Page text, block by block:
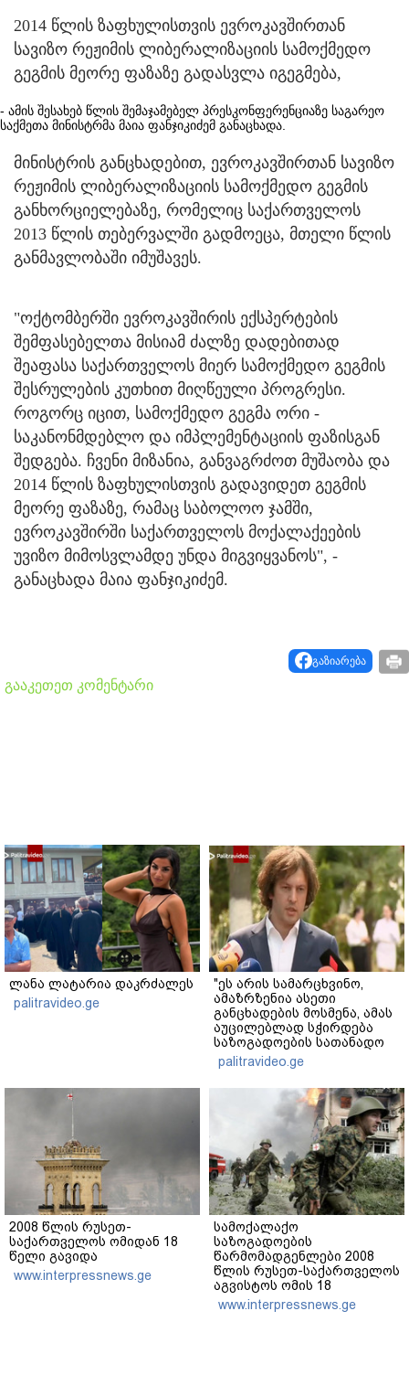
2014 წლის ზაფხულისთვის ევროკავშირთან
სავიზო რეჟიმის ლიბერალიზაციის სამოქმედო
გეგმის მეორე ფაზაზე გადასვლა იგეგმება,
- ამის შესახებ წლის შემაჯამებელ პრესკონფერენციაზე საგარეო
საქმეთა მინისტრმა მაია ფანჯიკიძემ განაცხადა.
მინისტრის განცხადებით, ევროკავშირთან სავიზო
რეჟიმის ლიბერალიზაციის სამოქმედო გეგმის
განხორციელებაზე, რომელიც საქართველოს
2013 წლის თებერვალში გადმოეცა, მთელი წლის
განმავლობაში იმუშავეს.
"ოქტომბერში ევროკავშირის ექსპერტების
შემფასებელთა მისიამ ძალზე დადებითად
შეაფასა საქართველოს მიერ სამოქმედო გეგმის
შესრულების კუთხით მიღწეული პროგრესი.
როგორც იცით, სამოქმედო გეგმა ორი -
საკანონმდებლო და იმპლემენტაციის ფაზისგან
შედგება. ჩვენი მიზანია, განვაგრძოთ მუშაობა და
2014 წლის ზაფხულისთვის გადავიდეთ გეგმის
მეორე ფაზაზე, რამაც საბოლოო ჯამში,
ევროკავშირში საქართველოს მოქალაქეების
უვიზო მიმოსვლამდე უნდა მიგვიყვანოს", -
განაცხადა მაია ფანჯიკიძემ.
გაზიარება
გააკეთეთ კომენტარი
ლანა ლატარია დაკრძალეს
palitravideo.ge
"ეს არის სამარცხვინო,
ამაზრზენია ასეთი
განცხადების მოსმენა, ამას
აუცილებლად სჭირდება
საზოგადოების სათანადო
რეაქცია" - ირაკლი
კობახიძე
palitravideo.ge
2008 წლის რუსეთ-
საქართველოს ომიდან 18
წელი გავიდა
www.interpressnews.ge
სამოქალაქო
საზოგადოების
წარმომადგენლები 2008
წლის რუსეთ-საქართველოს
აგვისტოს ომის 18
წლისთავთან
დაკავშირებით ერთობლივ
www.interpressnews.ge